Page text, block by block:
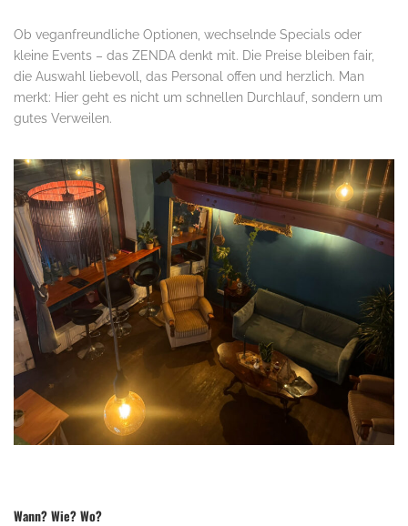
Ob veganfreundliche Optionen, wechselnde Specials oder
kleine Events – das ZENDA denkt mit. Die Preise bleiben fair,
die Auswahl liebevoll, das Personal offen und herzlich. Man
merkt: Hier geht es nicht um schnellen Durchlauf, sondern um
gutes Verweilen.
Wann? Wie? Wo?